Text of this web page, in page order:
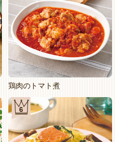
鶏肉のトマト煮
6